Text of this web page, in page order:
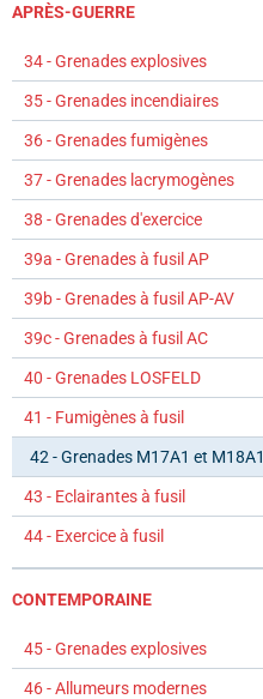
APRÈS-GUERRE
34 - Grenades explosives
35 - Grenades incendiaires
36 - Grenades fumigènes
37 - Grenades lacrymogènes
38 - Grenades d'exercice
39a - Grenades à fusil AP
39b - Grenades à fusil AP-AV
39c - Grenades à fusil AC
40 - Grenades LOSFELD
41 - Fumigènes à fusil
42 - Grenades M17A1 et M18A1
43 - Eclairantes à fusil
44 - Exercice à fusil
CONTEMPORAINE
45 - Grenades explosives
46 - Allumeurs modernes